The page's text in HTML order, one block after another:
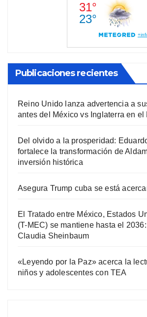
Publicaciones recientes
Reino Unido lanza advertencia a
antes del México vs Inglaterra en el
Del olvido a la prosperidad:
fortalece la transformación de
inversión histórica
Asegura Trump cuba se está
El Tratado entre México, Estados
(T-MEC) se mantiene hasta el
Claudia Sheinbaum
«Leyendo por la Paz» acerca la
niños y adolescentes con TEA